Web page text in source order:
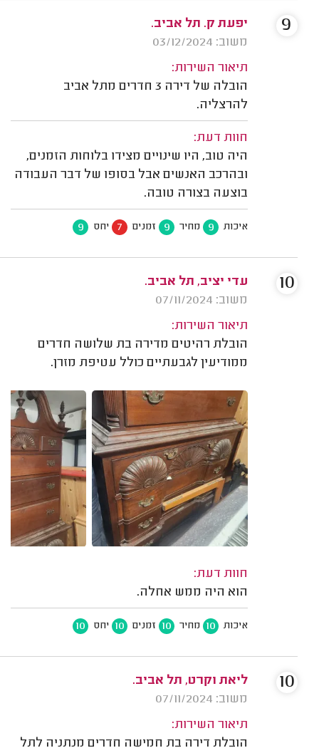
יפעת ק. תל אביב.
משוב: 03/12/2024
תיאור השירות:
הובלה של דירה 3 חדרים מתל אביב
להרצליה.
חוות דעת:
היה טוב, היו שינויים מצידו בלוחות הזמנים,
ובהרכב האנשים אבל בסופו של דבר העבודה
בוצעה בצורה טובה.
איכות 9 מחיר 9 זמנים 7 יחס 9
9
עדי יציב, תל אביב.
משוב: 07/11/2024
תיאור השירות:
הובלת רהיטים מדירה בת שלושה חדרים
ממודיעין לגבעתיים כולל עטיפת מזרן.
חוות דעת:
הוא היה ממש אחלה.
איכות 10 מחיר 10 זמנים 10 יחס 10
10
ליאת וקרט, תל אביב.
משוב: 07/11/2024
תיאור השירות:
הובלת דירה בת חמישה חדרים מנתניה לתל
10